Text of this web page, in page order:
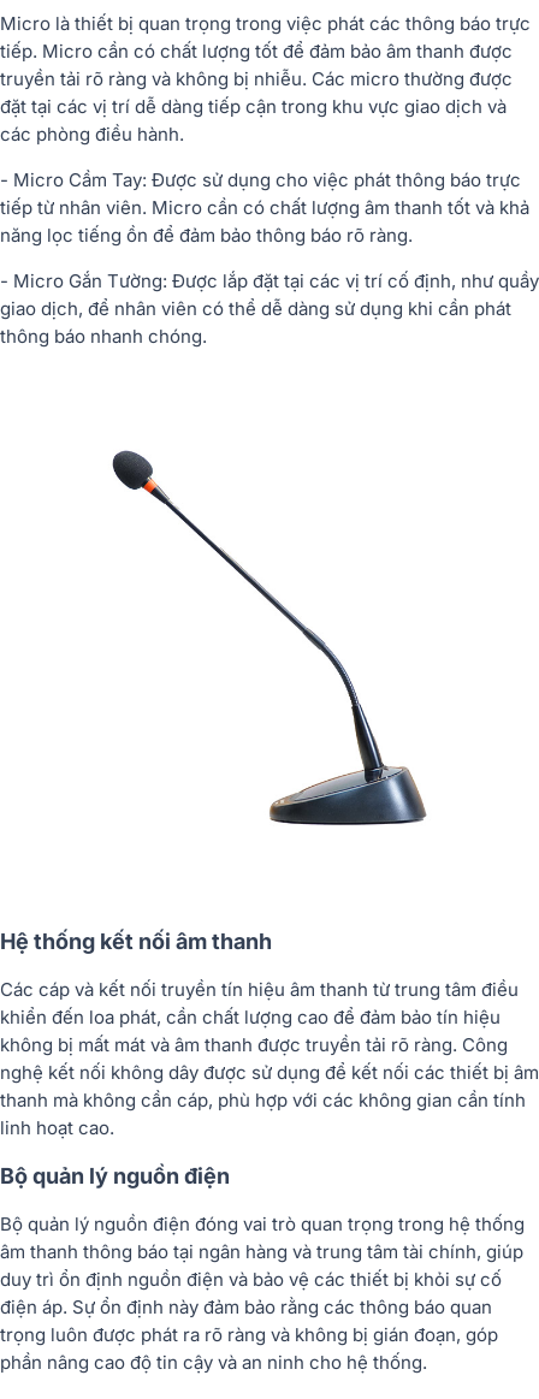
Micro là thiết bị quan trọng trong việc phát các thông báo trực
tiếp. Micro cần có chất lượng tốt để đảm bảo âm thanh được
truyền tải rõ ràng và không bị nhiễu. Các micro thường được
đặt tại các vị trí dễ dàng tiếp cận trong khu vực giao dịch và
các phòng điều hành.
- Micro Cầm Tay: Được sử dụng cho việc phát thông báo trực
tiếp từ nhân viên. Micro cần có chất lượng âm thanh tốt và khả
năng lọc tiếng ồn để đảm bảo thông báo rõ ràng.
- Micro Gắn Tường: Được lắp đặt tại các vị trí cố định, như quầy
giao dịch, để nhân viên có thể dễ dàng sử dụng khi cần phát
thông báo nhanh chóng.
Hệ thống kết nối âm thanh
Các cáp và kết nối truyền tín hiệu âm thanh từ trung tâm điều
khiển đến loa phát, cần chất lượng cao để đảm bảo tín hiệu
không bị mất mát và âm thanh được truyền tải rõ ràng. Công
nghệ kết nối không dây được sử dụng để kết nối các thiết bị âm
thanh mà không cần cáp, phù hợp với các không gian cần tính
linh hoạt cao.
Bộ quản lý nguồn điện
Bộ quản lý nguồn điện đóng vai trò quan trọng trong hệ thống
âm thanh thông báo tại ngân hàng và trung tâm tài chính, giúp
duy trì ổn định nguồn điện và bảo vệ các thiết bị khỏi sự cố
điện áp. Sự ổn định này đảm bảo rằng các thông báo quan
trọng luôn được phát ra rõ ràng và không bị gián đoạn, góp
phần nâng cao độ tin cậy và an ninh cho hệ thống.